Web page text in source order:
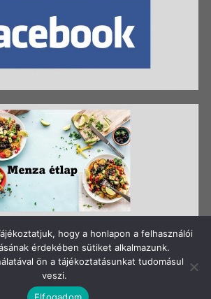
Batthyány Kázmér
Gimnázium
hogy a honlapon a felhasználói
érdekében sütiket alkalmazunk.
ön a tájékoztatásunkat tudomásul
veszi.
Elfogadom